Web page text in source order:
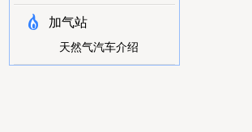
加气站
天然气汽车介绍